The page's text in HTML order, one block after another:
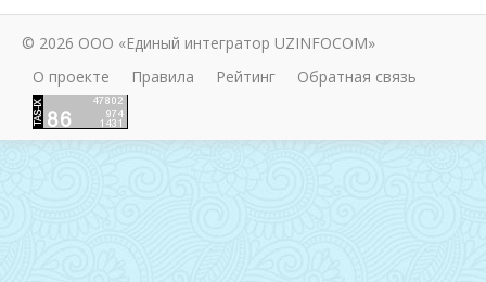
© 2026 ООО «Единый интегратор UZINFOCOM»
О проекте
Правила Рейтинг Обратная связь